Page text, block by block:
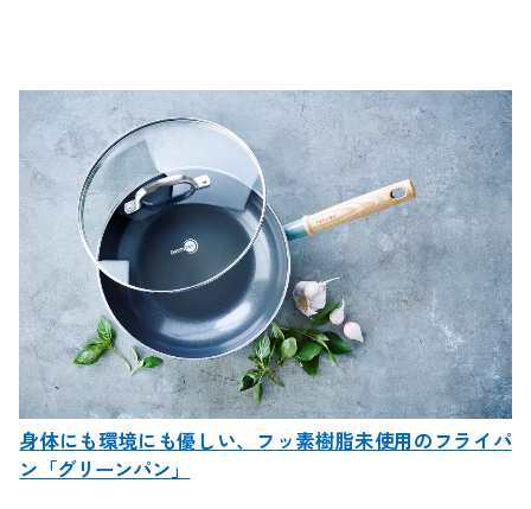
身体にも環境にも優しい、フッ素樹脂未使用のフライパ
ン「グリーンパン」